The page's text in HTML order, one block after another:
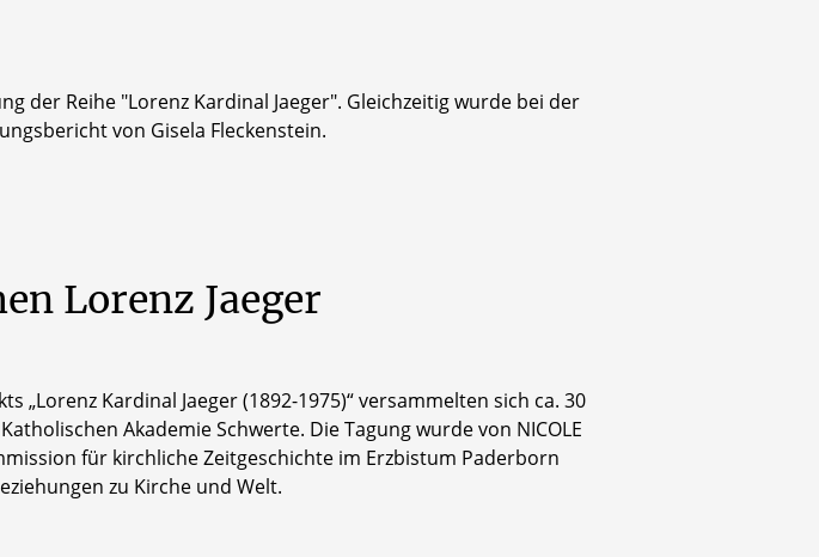
der Reihe "Lorenz Kardinal Jaeger". Gleichzeitig wurde bei der
von Gisela Fleckenstein.
Lorenz Jaeger
Kardinal Jaeger (1892-1975)“ versammelten sich ca. 30
Akademie Schwerte. Die Tagung wurde von NICOLE
für kirchliche Zeitgeschichte im Erzbistum Paderborn
zu Kirche und Welt.